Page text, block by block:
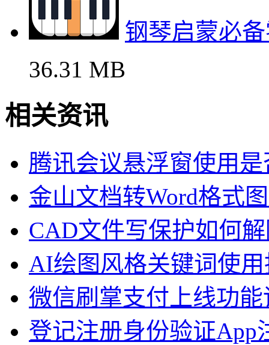
钢琴启蒙必
36.31 MB
相关资讯
腾讯会议悬浮窗使用
金山文档转Word格式
CAD文件写保护如何
AI绘图风格关键词使
微信刷掌支付上线功能
登记注册身份验证App